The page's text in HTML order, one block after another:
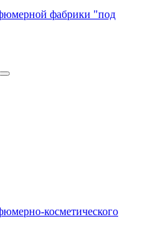
фабрики "под
косметического